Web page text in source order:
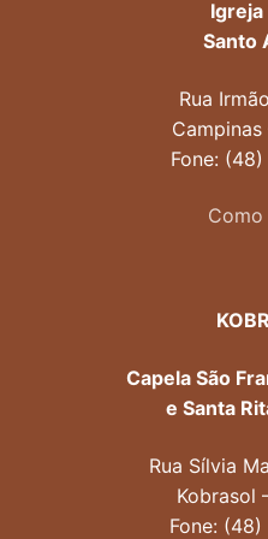
Santo
Rua
Fone:
Capela São
e Santa
Rua Sílvia
Kobrasol
Fone: